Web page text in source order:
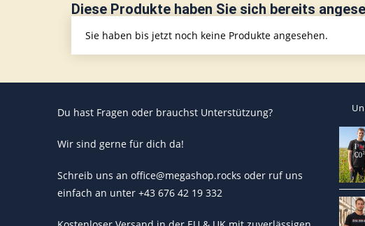
Diese Produkte haben Sie sich bereits
Sie haben bis jetzt noch keine Produkte angesehen.
Du hast Fragen oder brauchst Unterstützung?
Wir sind gerne für dich da!
Schreib uns an office@megashop.rocks oder ruf uns
einfach an unter +43 676 42 19 332